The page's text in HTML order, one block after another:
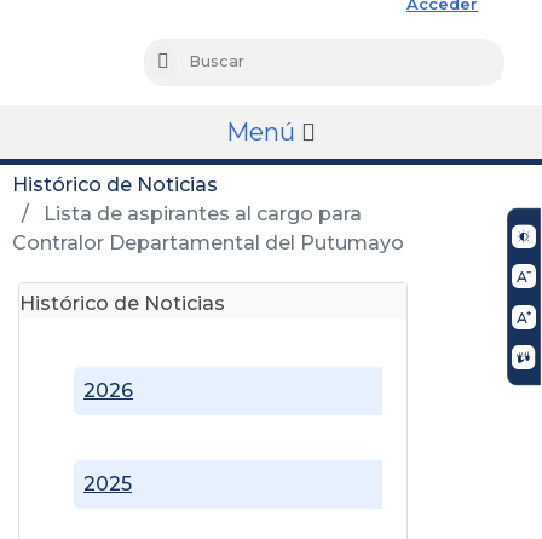
Acceder
Buscar
Menú
Histórico de Noticias
Lista de aspirantes al cargo para
Contralor Departamental del Putumayo
Histórico de Noticias
2025
2026